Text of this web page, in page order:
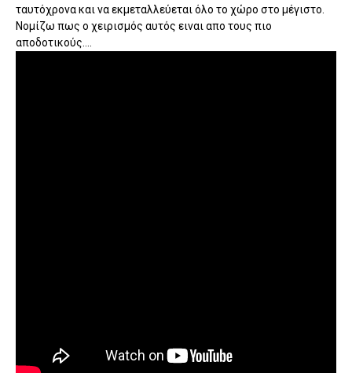
ταυτόχρονα και να εκμεταλλεύεται όλο το χώρο στο μέγιστο.
Νομίζω πως ο χειρισμός αυτός ειναι απο τους πιο
αποδοτικούς....